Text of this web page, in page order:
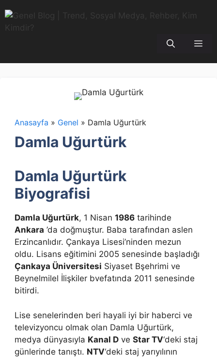
atla
Anasayfa » Genel » Damla Uğurtürk
Damla Uğurtürk
Damla Uğurtürk
Biyografisi
Damla Uğurtürk, 1 Nisan 1986 tarihinde
Ankara ’da doğmuştur. Baba tarafından aslen
Erzincanlıdır. Çankaya Lisesi’ninden mezun
oldu. Lisans eğitimini 2005 senesinde başladığı
Çankaya Üniversitesi Siyaset Bşehrimi ve
Beynelmilel İlişkiler bvefatında 2011 senesinde
bitirdi.
Lise senelerinden beri hayali iyi bir haberci ve
televizyoncu olmak olan Damla Uğurtürk,
medya dünyasıyla Kanal D ve Star TV‘deki staj
günlerinde tanıştı. NTV‘deki staj yarıyılının